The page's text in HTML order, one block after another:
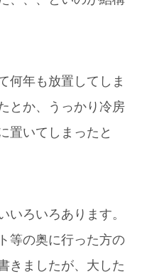
何年も放置してしま
とか、うっかり冷房
置いてしまったと
いろいろあります。
等の奥に行った方の
きましたが、大した